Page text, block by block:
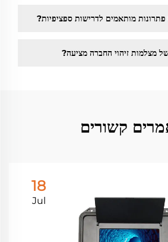
מותאמים לדרישות ספציפיות?
מצלמות זיהוי החברה מציעה?
קשורים
18
Jul